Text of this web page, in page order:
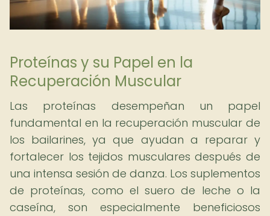
Proteínas y su Papel en la
Recuperación Muscular
Las proteínas desempeñan un papel
fundamental en la recuperación muscular de
los bailarines, ya que ayudan a reparar y
fortalecer los tejidos musculares después de
una intensa sesión de danza. Los suplementos
de proteínas, como el suero de leche o la
caseína, son especialmente beneficiosos